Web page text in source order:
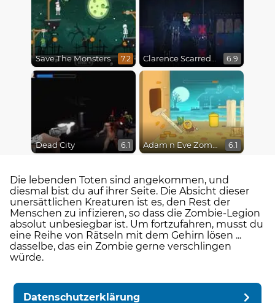
Save The Monsters 7.2 Clarence Scarred Silly 6.9
Dead City 6.1 Adam n Eve Zombies 6.1
Die lebenden Toten sind angekommen, und
diesmal bist du auf ihrer Seite. Die Absicht dieser
unersättlichen Kreaturen ist es, den Rest der
Menschen zu infizieren, so dass die Zombie-Legion
absolut unbesiegbar ist. Um fortzufahren, musst du
eine Reihe von Rätseln mit dem Gehirn lösen ...
dasselbe, das ein Zombie gerne verschlingen
würde.
Datenschutzerklärung